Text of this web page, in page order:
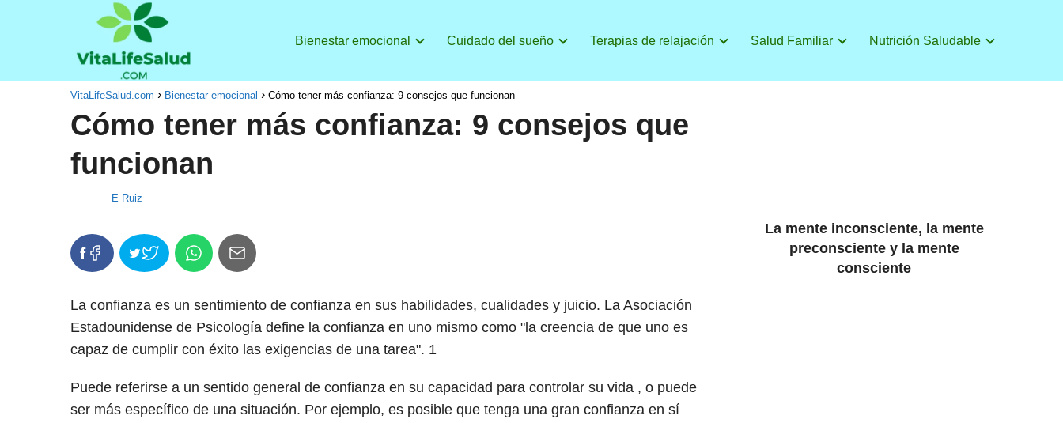
Bienestar emocional Cuidado del sueño Terapias de relajación Salud Familiar Nutrición Saludable
VitaLifeSalud.com Bienestar emocional Cómo tener más confianza: 9 consejos que funcionan
Cómo tener más confianza: 9 consejos que
funcionan
E Ruiz
La confianza es un sentimiento de confianza en sus habilidades, cualidades y juicio. La Asociación
Estadounidense de Psicología define la confianza en uno mismo como "la creencia de que uno es
capaz de cumplir con éxito las exigencias de una tarea". 1
Puede referirse a un sentido general de confianza en su capacidad para controlar su vida , o puede
ser más específico de una situación. Por ejemplo, es posible que tenga una gran confianza en sí
La mente inconsciente, la mente
preconsciente y la mente
consciente